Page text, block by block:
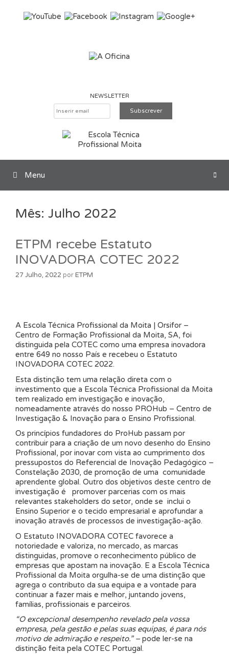
NEWSLETTER
Pesquisar
Menu
Mês: Julho 2022
ETPM recebe Estatuto
INOVADORA COTEC 2022
27 Julho, 2022 porETPM
A Escola Técnica Profissional da Moita | Orsifor –
Centro de Formação Profissional da Moita, SA, foi
distinguida pela COTEC como uma empresa inovadora
entre 649 no nosso País e recebeu o Estatuto
INOVADORA COTEC 2022.
Esta distinção tem uma relação direta com o
investimento que a Escola Técnica Profissional da Moita
tem realizado em investigação e inovação,
nomeadamente através do nosso PROHub – Centro de
Investigação & Inovação para o Ensino Profissional.
Os princípios fundadores do ProHub passam por
contribuir para a criação de um novo desenho do Ensino
Profissional, por inovar com vista ao cumprimento dos
pressupostos do Referencial de Inovação Pedagógico –
Constelação 2030, de promoção de uma comunidade
aprendente global. Outro dos objetivos deste centro de
investigação é promover parcerias com os mais
relevantes stakeholders do setor, onde se inclui o
Ensino Superior e o tecido empresarial e aprofundar a
inovação através de processos de investigação-ação.
O Estatuto INOVADORA COTEC favorece a
notoriedade e valoriza, no mercado, as marcas
distinguidas, promove o reconhecimento público de
empresas que apostam na inovação. E a Escola Técnica
Profissional da Moita orgulha-se de uma distinção que
agrega o contributo da sua equipa e a vontade para
continuar a fazer mais e melhor, juntando jovens,
famílias, profissionais e parceiros.
“O excepcional desempenho revelado pela vossa
empresa, pela gestão e pelas suas equipas, é para nós
motivo de admiração e respeito.” –pode ler-se na
distinção feita pela COTEC Portugal.